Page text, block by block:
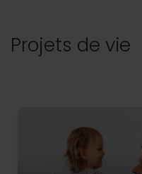
Projets de vie